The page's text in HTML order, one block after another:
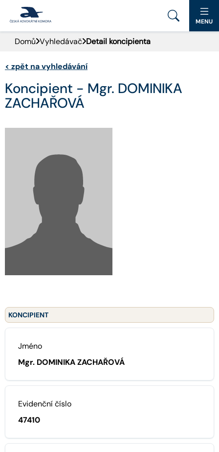
PORTÁL ČAK
DOMŮ
AKTUALITY
ADVOKÁTNÍ DENÍK
KONTAKT
MENU
Domů Vyhledávač Detail koncipienta
< zpět na vyhledávání
Koncipient - Mgr. DOMINIKA
ZACHAŘOVÁ
KONCIPIENT
Jméno
Mgr. DOMINIKA ZACHAŘOVÁ
Evidenční číslo
47410